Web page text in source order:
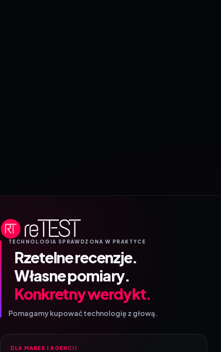
TECHNOLOGIA SPRAWDZONA W PRAKTYCE
Rzetelne recenzje.
Własne pomiary.
Konkretny werdykt.
Pomagamy kupować technologię z głową.
DLA MAREK I AGENCJI